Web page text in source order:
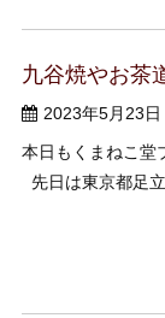
九谷焼やお茶
2023年5月23日
本日もくまねこ堂
先日は東京都足
フ、エッチング